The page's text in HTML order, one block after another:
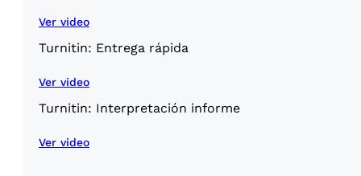
Ver video
Turnitin: Entrega rápida
Ver video
Turnitin: Interpretación informe
Ver video